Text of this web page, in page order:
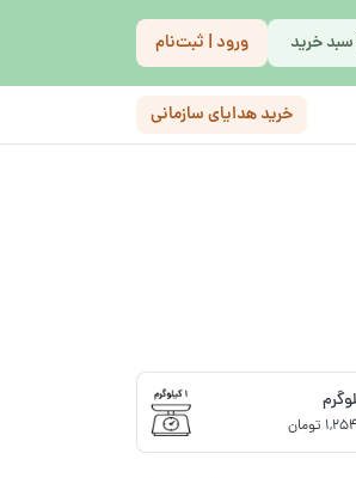
سبد خرید ورود | ثبت‌نام
خرید هدایای سازمانی
تومان